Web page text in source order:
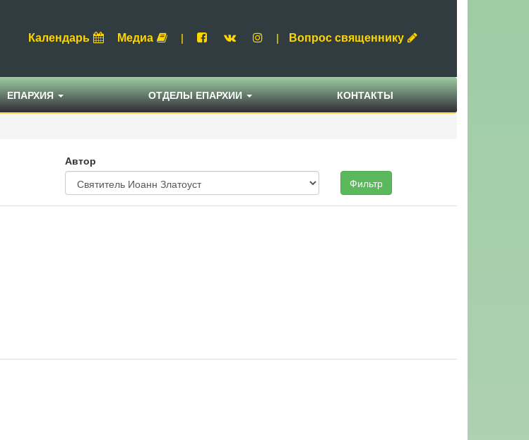
Календарь Медиа | | Вопрос священнику
ЕПАРХИЯ ОТДЕЛЫ ЕПАРХИИ КОНТАКТЫ
Автор
Фильтр